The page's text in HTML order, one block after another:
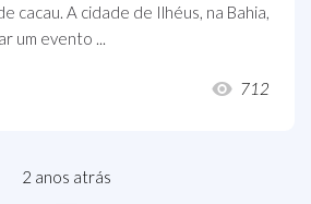
cacau. A cidade de Ilhéus, na Bahia,
um evento ...
712
2 anos atrás